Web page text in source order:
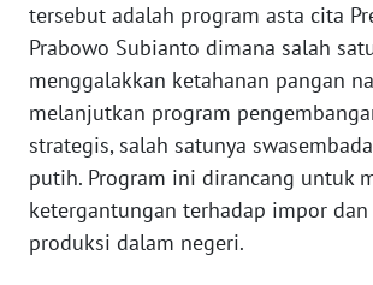
tersebut adalah program asta cita
Prabowo Subianto dimana salah
menggalakkan ketahanan pangan
melanjutkan program
strategis, salah satunya
putih. Program ini dirancang untuk
ketergantungan terhadap impor
produksi dalam negeri.
JATENG
WN
NUSANTARA
WN
JOGJA